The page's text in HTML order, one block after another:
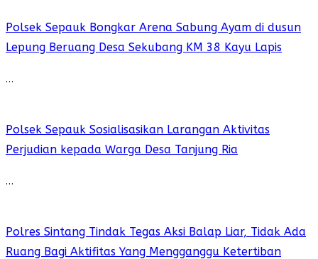
Polsek Sepauk Bongkar Arena Sabung Ayam di dusun
Lepung Beruang Desa Sekubang KM 38 Kayu Lapis
…
Polsek Sepauk Sosialisasikan Larangan Aktivitas
Perjudian kepada Warga Desa Tanjung Ria
…
Polres Sintang Tindak Tegas Aksi Balap Liar, Tidak Ada
Ruang Bagi Aktifitas Yang Mengganggu Ketertiban